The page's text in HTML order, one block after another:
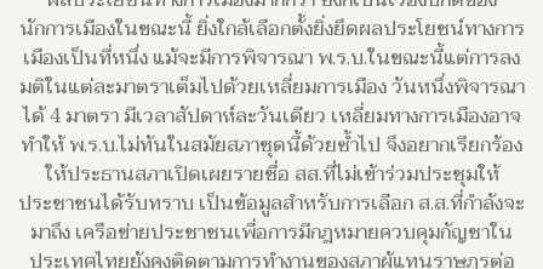
นักการเมืองในขณะนี้ ยิ่งใกล้เลือกตั้งยิ่งยึดผลประโยชน์ทางการ
เมืองเป็นที่หนึ่ง แม้จะมีการพิจารณา พ.ร.บ.ในขณะนี้แต่การลง
มติในแต่ละมาตราเต็มไปด้วยเหลี่ยมการเมือง วันหนึ่งพิจารณา
ได้ 4 มาตรา มีเวลาสัปดาห์ละวันเดียว เหลี่ยมทางการเมืองอาจ
ทำให้ พ.ร.บ.ไม่ทันในสมัยสภาชุดนี้ด้วยซ้ำไป จึงอยากเรียกร้อง
ให้ประธานสภาเปิดเผยรายชื่อ สส.ที่ไม่เข้าร่วมประชุมให้
ประชาชนได้รับทราบ เป็นข้อมูลสำหรับการเลือก ส.ส.ที่กำลังจะ
มาถึง เครือข่ายประชาชนเพื่อการมีกฎหมายควบคุมกัญชาใน
ประเทศไทยยังคงติดตามการทำงานของสภาผู้แทนราษฎรต่อ